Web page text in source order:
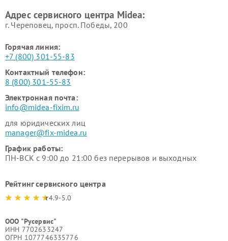
Midea
Адрес сервисного центра Midea:
г. Череповец, просп. Победы, 200
Горячая линия:
+7 (800) 301-55-83
Контактный телефон:
8 (800) 301-55-83
Электронная почта:
info@midea-fixim.ru
для юридических лиц
manager@fix-midea.ru
График работы:
ПН-ВСК с 9:00 до 21:00 без перерывов и выходных
Рейтинг сервисного центра
4.9-5.0
ООО "Русервис"
ИНН 7702633247
ОГРН 1077746335776